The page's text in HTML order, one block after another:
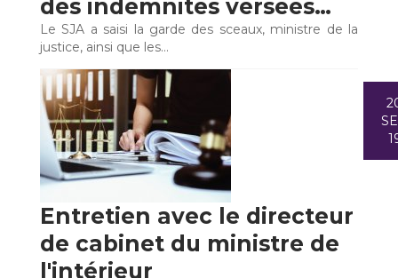
des indemnités versées…
Le SJA a saisi la garde des sceaux, ministre de la
justice, ainsi que les…
Entretien avec le directeur
de cabinet du ministre de
l'intérieur